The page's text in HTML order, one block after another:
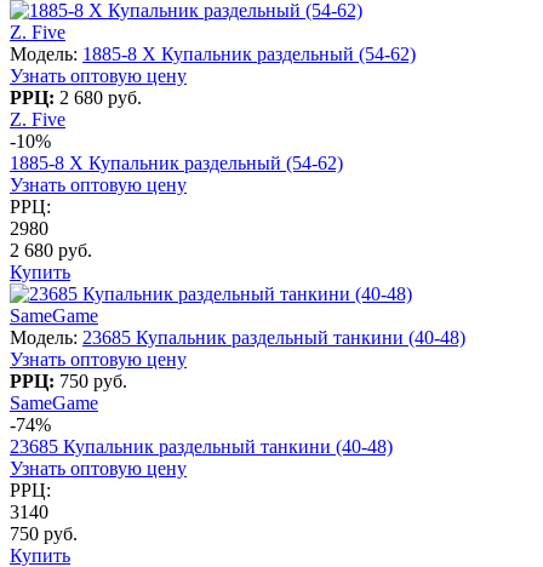
Z. Five
Модель: 1885-8 X Купальник раздельный (54-62)
Узнать оптовую цену
РРЦ: 2 680 руб.
Z. Five
-10%
1885-8 X Купальник раздельный (54-62)
Узнать оптовую цену
РРЦ:
2980
2 680 руб.
Купить
SameGame
Модель: 23685 Купальник раздельный танкини (40-48)
Узнать оптовую цену
РРЦ: 750 руб.
SameGame
-74%
23685 Купальник раздельный танкини (40-48)
Узнать оптовую цену
РРЦ:
3140
750 руб.
Купить